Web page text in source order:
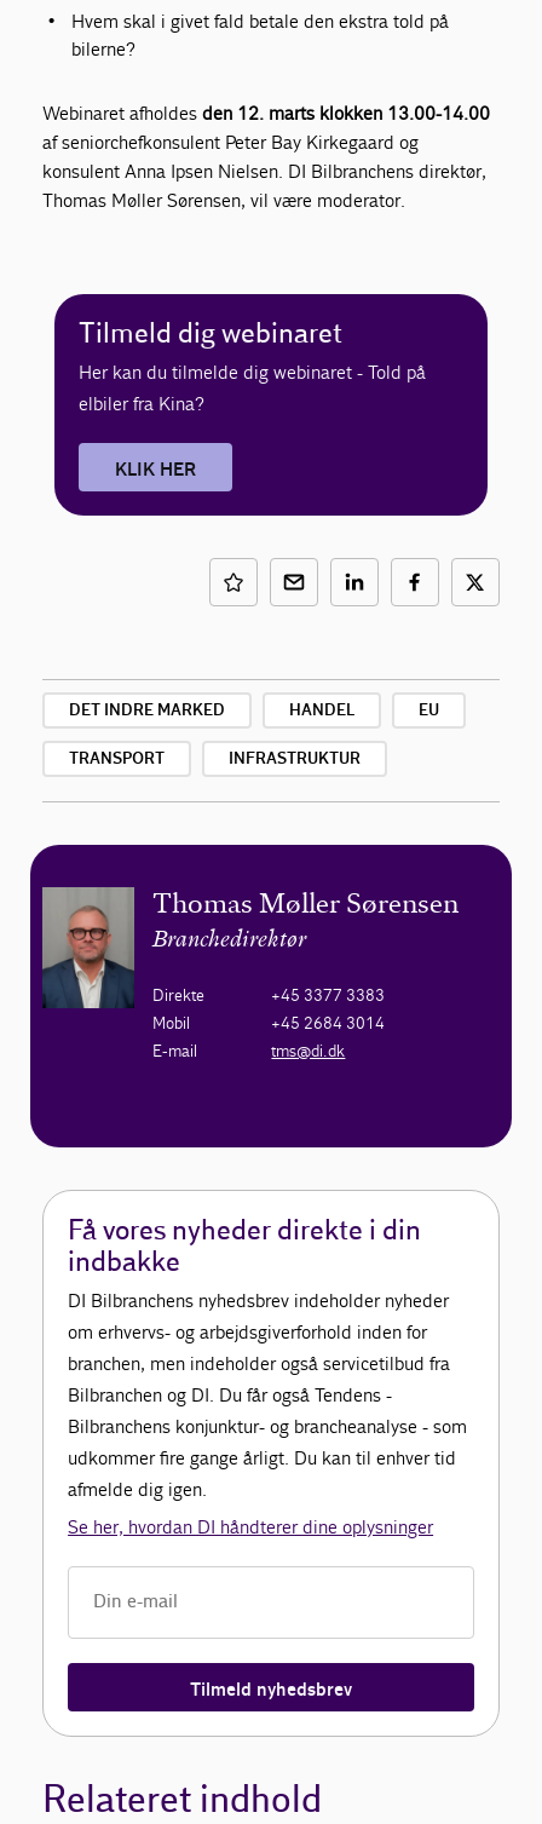
Hvem skal i givet fald betale den ekstra told på
bilerne?
Webinaret afholdesden 12. marts klokken 13.00-14.00
af seniorchefkonsulent Peter Bay Kirkegaard og
konsulent Anna Ipsen Nielsen. DI Bilbranchens direktør,
Thomas Møller Sørensen, vil være moderator.
Tilmeld dig webinaret
Her kan du tilmelde dig webinaret - Told på
elbiler fra Kina?
KLIK HER
DET INDRE MARKED HANDEL EU
TRANSPORT INFRASTRUKTUR
Thomas Møller Sørensen
Branchedirektør
Direkte
+45 3377 3383
Mobil
+45 2684 3014
E-mail
tms@di.dk
Få vores nyheder direkte i din
indbakke
DI Bilbranchens nyhedsbrev indeholder nyheder
om erhvervs- og arbejdsgiverforhold inden for
branchen, men indeholder også servicetilbud fra
Bilbranchen og DI. Du får også Tendens -
Bilbranchens konjunktur- og brancheanalyse - som
udkommer fire gange årligt. Du kan til enhver tid
afmelde dig igen.
Se her, hvordan DI håndterer dine oplysninger
Tilmeld nyhedsbrev
Relateret indhold